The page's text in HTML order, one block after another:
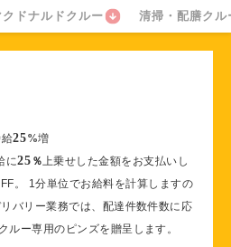
クドナルドクルー 清掃・配膳クル
25%増
に25 ％ 上乗せした金額をお支払いし
。 1分単位でお給料を計算しますの
バリー業務では、配達件数件数に応
ルー専用のピンズを贈呈します。